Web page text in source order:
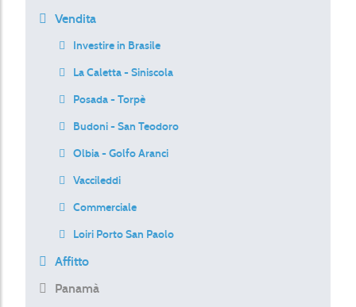
Vendita
Investire in Brasile
La Caletta - Siniscola
Posada - Torpè
Budoni - San Teodoro
Olbia - Golfo Aranci
Vaccileddi
Commerciale
Loiri Porto San Paolo
Affitto
Panamà